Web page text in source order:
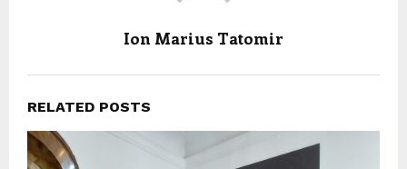
Ion Marius Tatomir
RELATED POSTS